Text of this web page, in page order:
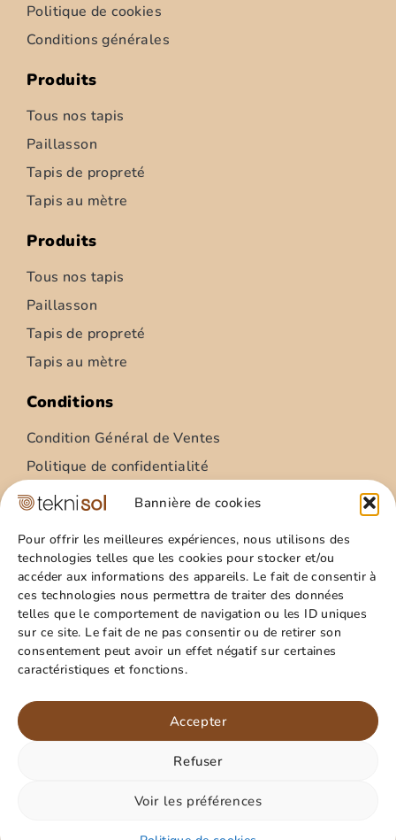
Bannière de cookies
Pour offrir les meilleures expériences, nous utilisons des
technologies telles que les cookies pour stocker et/ou
accéder aux informations des appareils. Le fait de consentir à
ces technologies nous permettra de traiter des données
telles que le comportement de navigation ou les ID uniques
sur ce site. Le fait de ne pas consentir ou de retirer son
consentement peut avoir un effet négatif sur certaines
caractéristiques et fonctions.
Accepter
Refuser
Voir les préférences
Politique de cookies
Conditions générales
Produits
Tous nos tapis
Paillasson
Tapis de propreté
Tapis au mètre
Produits
Tous nos tapis
Paillasson
Tapis de propreté
Tapis au mètre
Conditions
Condition Général de Ventes
Politique de confidentialité
Condition Général Utilisation
Site
Qui sommes nous ?
Guide pratique
Favoris
Rejoignez nous sur les